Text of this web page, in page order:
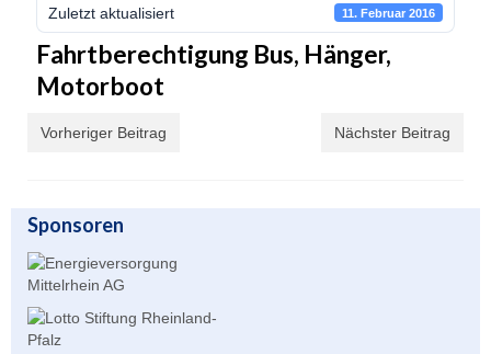
Drachenboot
Jugendrudern
Allgemeiner Ruderbetrieb/ Wanderrudern
Volleyball
Zuletzt aktualisiert 11. Februar 2016
Fahrtberechtigung Bus, Hänger,
Motorboot
Vorheriger Beitrag Nächster Beitrag
Sponsoren